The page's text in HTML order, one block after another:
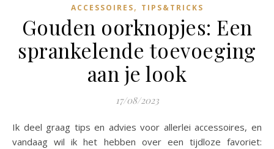
ACCESSOIRES, TIPS&TRICKS
Gouden oorknopjes: Een
sprankelende toevoeging
aan je look
17/08/2023
Ik deel graag tips en advies voor allerlei accessoires, en
vandaag wil ik het hebben over een tijdloze favoriet: